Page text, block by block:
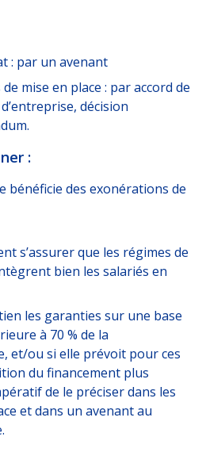
: par un avenant
mise en place : par accord de
décision
:
bénéficie des exonérations de
s’assurer que les régimes de
bien les salariés en
les garanties sur une base
à 70 % de la
et/ou si elle prévoit pour ces
du financement plus
de le préciser dans les
et dans un avenant au